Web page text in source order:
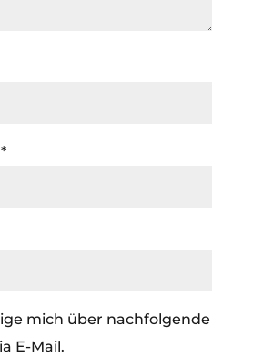
*
mich über nachfolgende
E-Mail.